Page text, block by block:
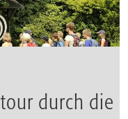
durch die